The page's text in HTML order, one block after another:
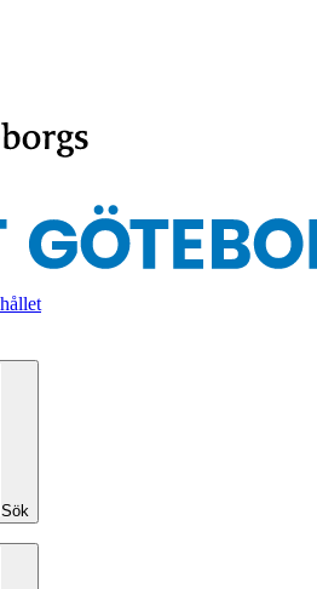
Sök